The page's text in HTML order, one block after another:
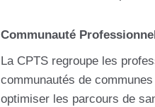
Communauté
La CPTS regroupe les
communautés de
optimiser les parcours de